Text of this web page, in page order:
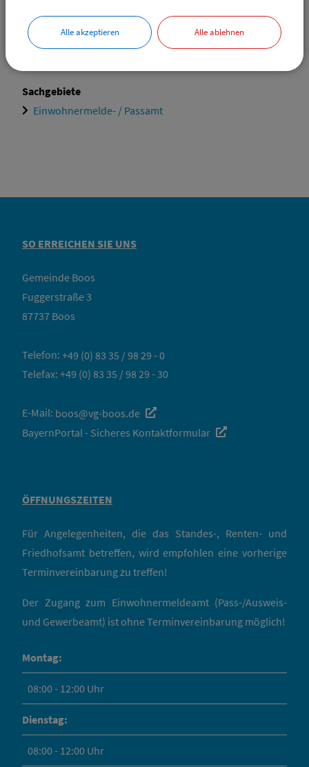
E-Mail:
ewo@vg-boos.de
Website:vgem-boos.de
Sachgebiete
Einwohnermelde- / Passamt
SO ERREICHEN SIE UNS
Gemeinde Boos
Fuggerstraße 3
87737 Boos
Telefon: +49 (0) 83 35 / 98 29 - 0
Telefax: +49 (0) 83 35 / 98 29 - 30
E-Mail: boos@vg-boos.de
BayernPortal - Sicheres Kontaktformular
ÖFFNUNGSZEITEN
Für Angelegenheiten, die das Standes-, Renten- und
Friedhofsamt betreffen, wird empfohlen eine vorherige
Terminvereinbarung zu treffen!
Der Zugang zum Einwohnermeldeamt (Pass-/Ausweis-
und Gewerbeamt) ist ohne Terminvereinbarung möglich!
Montag:
08:00 - 12:00 Uhr
Dienstag:
08:00 - 12:00 Uhr
Alle akzeptieren Alle ablehnen